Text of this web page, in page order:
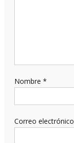
Nombre *
Correo electrónico